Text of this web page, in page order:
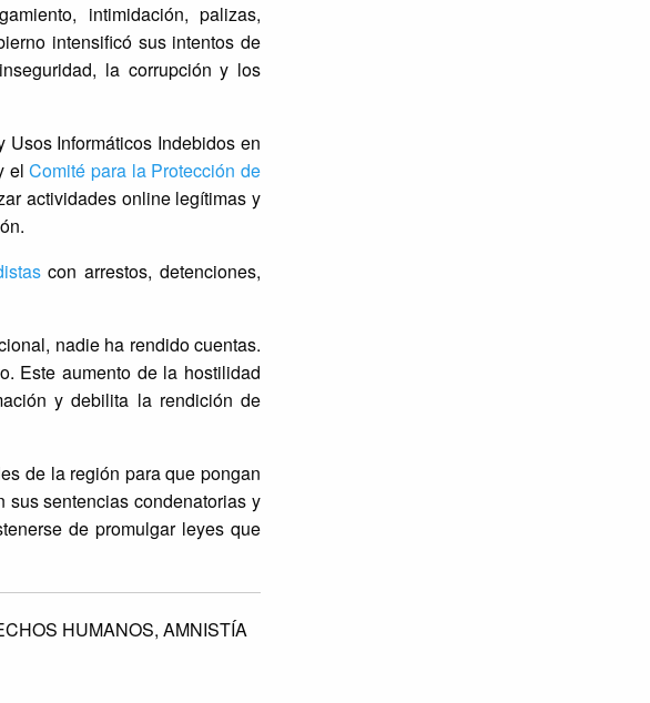
intimidación, palizas,
intensificó sus intentos de
la corrupción y los
Informáticos Indebidos en
elComité para la Protección de
actividades online legítimas y
con arrestos, detenciones,
nadie ha rendido cuentas.
Este aumento de la hostilidad
y debilita la rendición de
de la región para que pongan
sentencias condenatorias y
de promulgar leyes que
HUMANOS, AMNISTÍA